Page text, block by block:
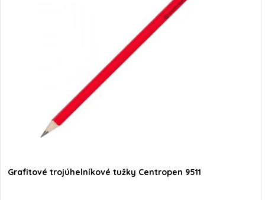
Grafitové trojúhelníkové tužky Centropen 9511